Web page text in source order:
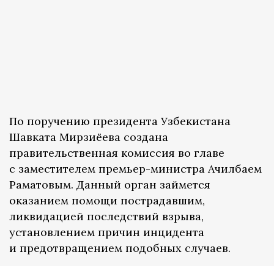
По поручению президента Узбекистана
Шавката Мирзиёева создана
правительственная комиссия во главе
с заместителем премьер-министра Ачилбаем
Раматовым. Данный орган займется
оказанием помощи пострадавшим,
ликвидацией последствий взрыва,
установлением причин инцидента
и предотвращением подобных случаев.